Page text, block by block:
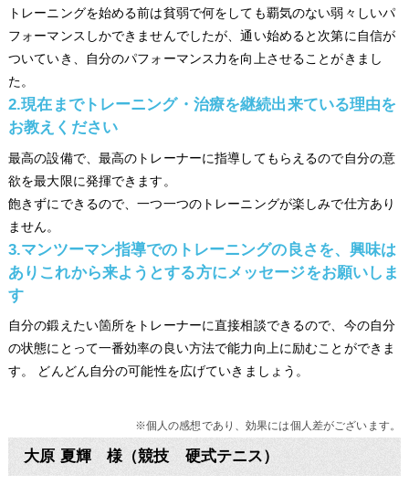
トレーニングを始める前は貧弱で何をしても覇気のない弱々しいパ
フォーマンスしかできませんでしたが、通い始めると次第に自信が
ついていき、自分のパフォーマンス力を向上させることがきまし
た。
2.現在までトレーニング・治療を継続出来ている理由を
お教えください
最高の設備で、最高のトレーナーに指導してもらえるので自分の意
欲を最大限に発揮できます。
飽きずにできるので、一つ一つのトレーニングが楽しみで仕方あり
ません。
3.マンツーマン指導でのトレーニングの良さを、興味は
ありこれから来ようとする方にメッセージをお願いしま
す
自分の鍛えたい箇所をトレーナーに直接相談できるので、今の自分
の状態にとって一番効率の良い方法で能力向上に励むことができま
す。 どんどん自分の可能性を広げていきましょう。
※個人の感想であり、効果には個人差がございます。
大原 夏輝 様（競技 硬式テニス）